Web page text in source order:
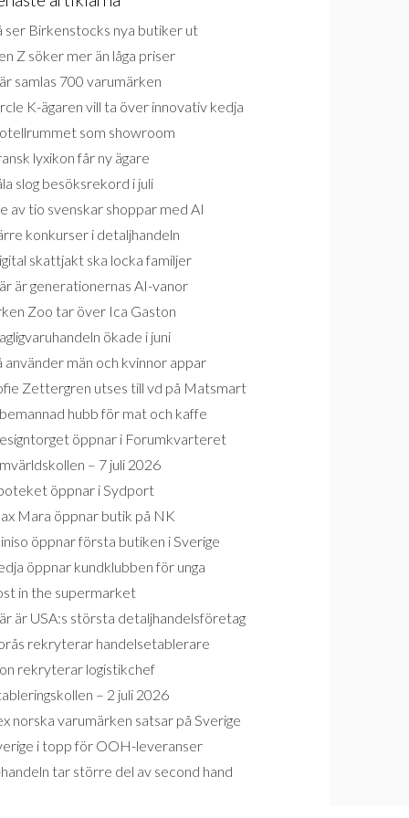
ser Birkenstocks nya butiker ut
Z söker mer än låga priser
samlas 700 varumärken
K-ägaren vill ta över innovativ kedja
som showroom
lyxikon får ny ägare
slog besöksrekord i juli
av tio svenskar shoppar med AI
konkurser i detaljhandeln
skattjakt ska locka familjer
är generationernas AI-vanor
Zoo tar över Ica Gaston
ökade i juni
använder män och kvinnor appar
Zettergren utses till vd på Matsmart
hubb för mat och kaffe
öppnar i Forumkvarteret
– 7 juli 2026
öppnar i Sydport
Mara öppnar butik på NK
öppnar första butiken i Sverige
öppnar kundklubben för unga
in the supermarket
är USA:s största detaljhandelsföretag
rekryterar handelsetablerare
rekryterar logistikchef
– 2 juli 2026
norska varumärken satsar på Sverige
i topp för OOH-leveranser
tar större del av second hand